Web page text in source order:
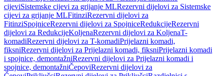
cijeviSistemske cijevi za grijanje MLRezervni dijelovi za Sistemske
cijevi za grijanje MLFitinziRezervni dijelovi za
FitinziSpojniceRezervni dijelovi za SpojniceRedukcijeRezervni
dijelovi za RedukcijeKoljenaRezervni dijelovi za KoljenaT-
komadiRezervni dijelovi za T-komadiPrijelazni komadi,
fiksniRezervni dijelovi za Prijelazni komadi, fiksniPrijelazni komadi
i spojnice, demontažniRezervni dijelovi za Prijelazni komadi i
spojnice, demontažniČepoviRezervni dijelovi za